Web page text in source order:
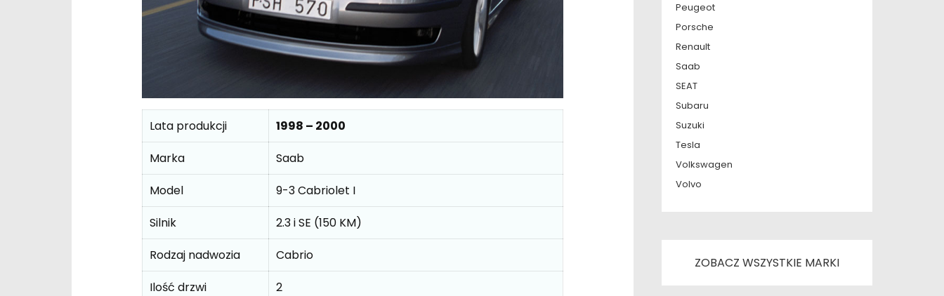
Lata produkcji
1998 – 2000
Marka
Saab
Model
9-3 Cabriolet I
Silnik
2.3 i SE (150 KM)
Rodzaj nadwozia
Cabrio
Ilość drzwi
2
Peugeot
Porsche
Renault
Saab
SEAT
Subaru
Suzuki
Tesla
Volkswagen
Volvo
ZOBACZ WSZYSTKIE MARKI